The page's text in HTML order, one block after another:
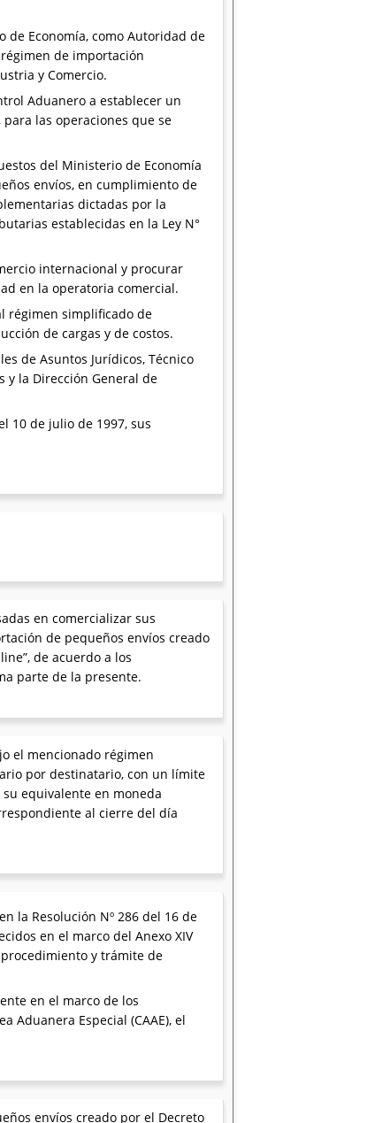
de Economía, como Autoridad de
de importación
y Comercio.
Aduanero a establecer un
las operaciones que se
del Ministerio de Economía
envíos, en cumplimiento de
dictadas por la
establecidas en la Ley N°
internacional y procurar
en la operatoria comercial.
régimen simplificado de
de cargas y de costos.
de Asuntos Jurídicos, Técnico
y la Dirección General de
10 de julio de 1997, sus
en comercializar sus
de pequeños envíos creado
de acuerdo a los
parte de la presente.
el mencionado régimen
por destinatario, con un límite
su equivalente en moneda
al cierre del día
la Resolución Nº 286 del 16 de
en el marco del Anexo XIV
procedimiento y trámite de
en el marco de los
Aduanera Especial (CAAE), el
envíos creado por el Decreto